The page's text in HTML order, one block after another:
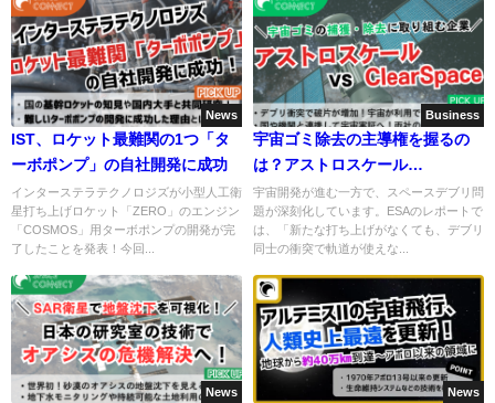
News
IST、ロケット最難関の1つ「タ
ーボポンプ」の自社開発に成功
インターステラテクノロジズが小型人工衛
星打ち上げロケット「ZERO」のエンジン
「COSMOS」用ターボポンプの開発が完
了したことを発表！今回...
Business
宇宙ゴミ除去の主導権を握るの
は？アストロスケール
vsClearSpaceの現在地
宇宙開発が進む一方で、スペースデブリ問
題が深刻化しています。ESAのレポートで
は、「新たな打ち上げがなくても、デブリ
同士の衝突で軌道が使えな...
News News